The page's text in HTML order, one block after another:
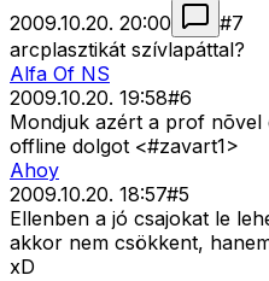
2009.10.20. 20:00
#7
arcplasztikát szívlapáttal?
Alfa Of NS
2009.10.20. 19:58#6
Mondjuk azért a prof nõvel
offline dolgot <#zavart1>
Ahoy
2009.10.20. 18:57#5
Ellenben a jó csajokat le
akkor nem csökkent,
xD